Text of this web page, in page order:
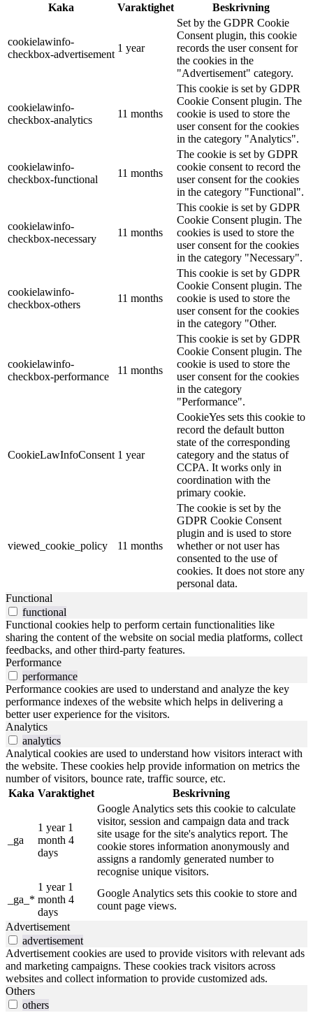
Kaka
Varaktighet Beskrivning
cookielawinfo-
checkbox-advertisement
1 year
Set by the GDPR Cookie
Consent plugin, this cookie
records the user consent for
the cookies in the
"Advertisement" category.
cookielawinfo-
checkbox-analytics
11 months
This cookie is set by GDPR
Cookie Consent plugin. The
cookie is used to store the
user consent for the cookies
in the category "Analytics".
cookielawinfo-
checkbox-functional
11 months
The cookie is set by GDPR
cookie consent to record the
user consent for the cookies
in the category "Functional".
cookielawinfo-
checkbox-necessary
11 months
This cookie is set by GDPR
Cookie Consent plugin. The
cookies is used to store the
user consent for the cookies
in the category "Necessary".
cookielawinfo-
checkbox-others
11 months
This cookie is set by GDPR
Cookie Consent plugin. The
cookie is used to store the
user consent for the cookies
in the category "Other.
cookielawinfo-
checkbox-performance
11 months
This cookie is set by GDPR
Cookie Consent plugin. The
cookie is used to store the
user consent for the cookies
in the category
"Performance".
CookieLawInfoConsent 1 year
CookieYes sets this cookie to
record the default button
state of the corresponding
category and the status of
CCPA. It works only in
coordination with the
primary cookie.
viewed_cookie_policy 11 months
The cookie is set by the
GDPR Cookie Consent
plugin and is used to store
whether or not user has
consented to the use of
cookies. It does not store any
personal data.
Functional
functional
Functional cookies help to perform certain functionalities like
sharing the content of the website on social media platforms, collect
feedbacks, and other third-party features.
Performance
performance
Performance cookies are used to understand and analyze the key
performance indexes of the website which helps in delivering a
better user experience for the visitors.
Analytics
analytics
Analytical cookies are used to understand how visitors interact with
the website. These cookies help provide information on metrics the
number of visitors, bounce rate, traffic source, etc.
Kaka Varaktighet Beskrivning
_ga
1 year 1
month 4
days
Google Analytics sets this cookie to calculate
visitor, session and campaign data and track
site usage for the site's analytics report. The
cookie stores information anonymously and
assigns a randomly generated number to
recognise unique visitors.
_ga_*
1 year 1
month 4
days
Google Analytics sets this cookie to store and
count page views.
Advertisement
advertisement
Advertisement cookies are used to provide visitors with relevant ads
and marketing campaigns. These cookies track visitors across
websites and collect information to provide customized ads.
Others
others